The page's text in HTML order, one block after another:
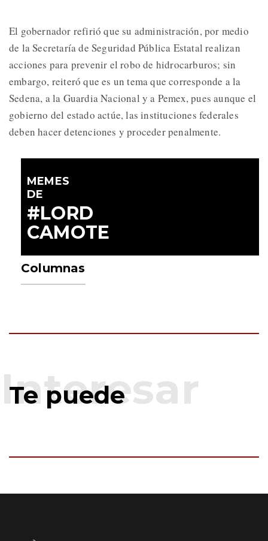
El gobernador refirió que su administración, por medio
de la Secretaría de Seguridad Pública Estatal realizan
acciones para prevenir el robo de hidrocarburos; sin
embargo, reiteró que es un tema que corresponde a la
Sedena, a la Guardia Nacional y a Pemex, pues aunque el
gobierno del estado actúe, las instituciones federales
deben hacer detenciones y proceder penalmente.
MEMES
DE
#LORD
CAMOTE
Columnas
Te puede